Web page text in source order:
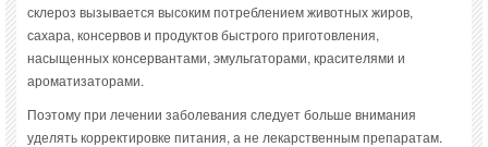
склероз вызывается высоким потреблением животных жиров,
сахара, консервов и продуктов быстрого приготовления,
насыщенных консервантами, эмульгаторами, красителями и
ароматизаторами.
Поэтому при лечении заболевания следует больше внимания
уделять корректировке питания, а не лекарственным препаратам.